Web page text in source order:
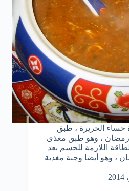
حساء الحريرة ، طبق
، وهو طبق مغذى
اللازمة للجسم بعد
، وهو أيضا وجبة مغذية